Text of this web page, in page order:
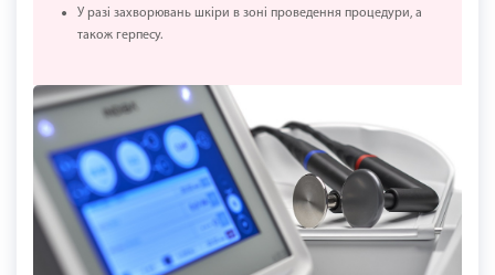
У разі захворювань шкіри в зоні проведення процедури, а
також герпесу.